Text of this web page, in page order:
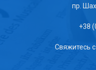
пр.
+38
Свяжитесь